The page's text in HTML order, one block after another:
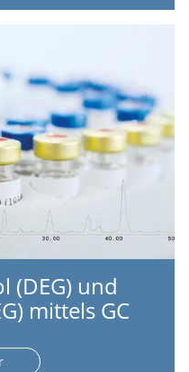
(DEG) und
mittels GC